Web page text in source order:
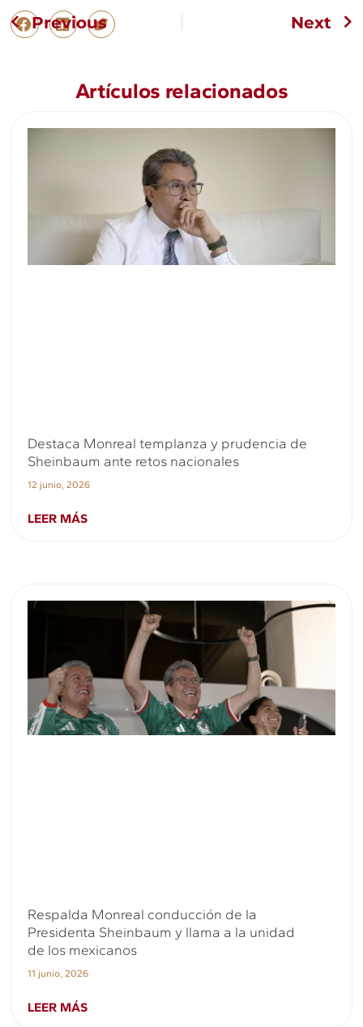
Previous Next
Artículos relacionados
Destaca Monreal templanza y prudencia de
Sheinbaum ante retos nacionales
12 junio, 2026
LEER MÁS
Respalda Monreal conducción de la
Presidenta Sheinbaum y llama a la unidad
de los mexicanos
11 junio, 2026
LEER MÁS